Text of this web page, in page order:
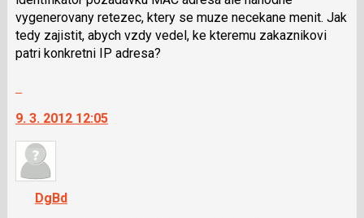
vygenerovany retezec, ktery se muze necekane menit. Jak
tedy zajistit, abych vzdy vedel, ke kteremu zakaznikovi
patri konkretni IP adresa?
další
nový
názor.
navigaci
lze
9. 3. 2012 12:05
DgBd